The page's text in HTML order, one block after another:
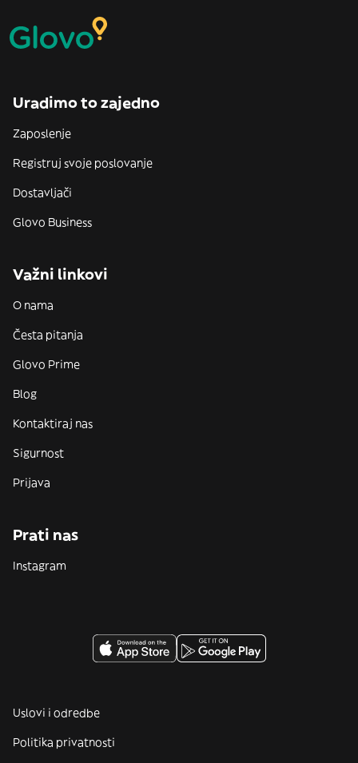
Uradimo to zajedno
Zaposlenje
Registruj svoje poslovanje
Dostavljači
Glovo Business
Važni linkovi
O nama
Česta pitanja
Glovo Prime
Blog
Kontaktiraj nas
Sigurnost
Prijava
Prati nas
Instagram
Uslovi i odredbe
Politika privatnosti